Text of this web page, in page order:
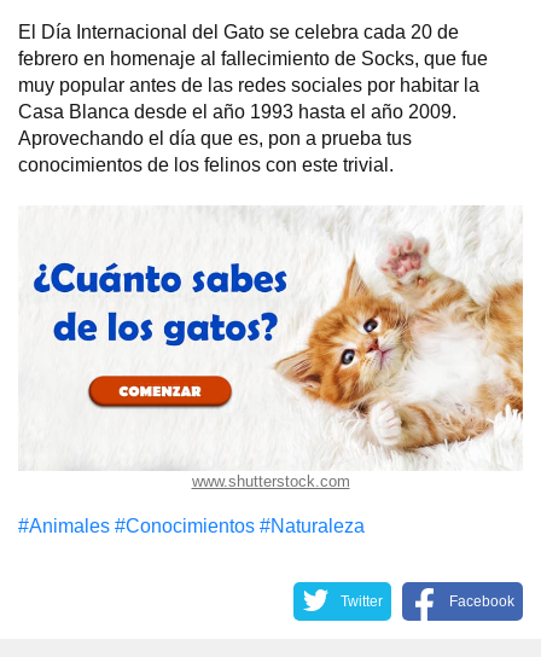
El Día Internacional del Gato se celebra cada 20 de
febrero en homenaje al fallecimiento de Socks, que fue
muy popular antes de las redes sociales por habitar la
Casa Blanca desde el año 1993 hasta el año 2009.
Aprovechando el día que es, pon a prueba tus
conocimientos de los felinos con este trivial.
www.shutterstock.com
#Animales #Conocimientos #Naturaleza
Twitter Facebook